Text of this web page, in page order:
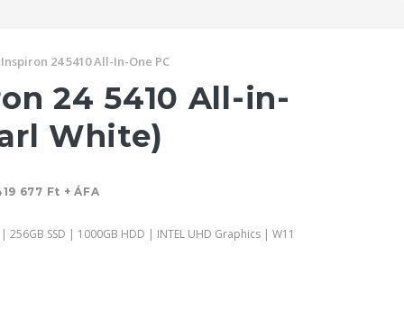
Inspiron 24 5410 All-In-One PC
24 5410 All-in-
White)
677 Ft + ÁFA
SSD | 1000GB HDD | INTEL UHD Graphics | W11